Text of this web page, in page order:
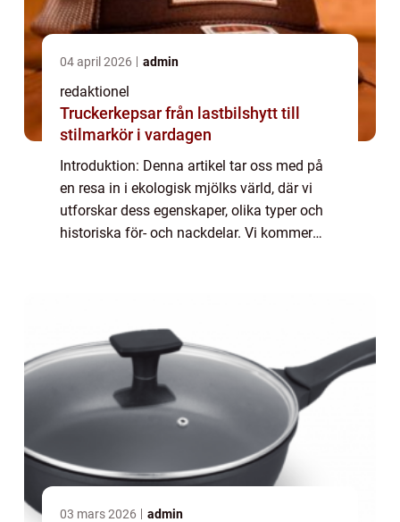
04 april 2026 admin
redaktionel
Truckerkepsar från lastbilshytt till
stilmarkör i vardagen
Introduktion: Denna artikel tar oss med på
en resa in i ekologisk mjölks värld, där vi
utforskar dess egenskaper, olika typer och
historiska för- och nackdelar. Vi kommer
03 mars 2026 admin